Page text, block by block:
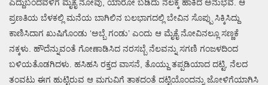
ಎದ್ದುಬಂದವಳಿಗೆ ಮೈಕೈ ನೋವು, ಯಾರೋ ಬಡಿದು ನೆಲಕ್ಕೆ ಹಾಕಿದ ಅನುಭವ. ಆ
ಪ್ರಣತಿಯ ಬೆಳಕಲ್ಲಿ ಮನೆಯ ಬಾಗಿಲಿನ ಬಲಭಾಗದಲ್ಲಿ ಬೇವಿನ ಸೊಪ್ಪು ಸಿಕ್ಕಿಸಿದ್ದು
ಕಾಣಿಸಿದಾಗ ಖುಷಿಗೊಂಡು ‘ಅಬ್ಬೆ ಗಂಡು’ ಎಂದು ಆ ಮೈಕೈ ನೋವಿನಲ್ಲೂ ಸಣ್ಣಕೆ
ನಕ್ಕಳು. ಹೌದೆನ್ನುವಂತೆ ಗೋಣಾಡಿಸಿದ ನರಸಬ್ಬೆ ನೆಲವನ್ನು ಸಗಣಿ ಗಂಜಳದಿಂದ
ಬಳಿಯತೊಡಗಿದಳು. ಹಸಿಹಸಿ ರಕ್ತದ ವಾಸನೆ, ತೊಯ್ದು ತಪ್ಪಡಿಯಾದ ದಟ್ಟಿ, ನೆಲದ
ತಂವಟು ಈಗ ಹುಟ್ಟಿರುವ ಆ ಮಗುವಿಗೆ ತಾಕದಂತೆ ದಟ್ಟಿಯೊಂದನ್ನು ಜೋಳಿಗೆಯಾಗಿಸಿ